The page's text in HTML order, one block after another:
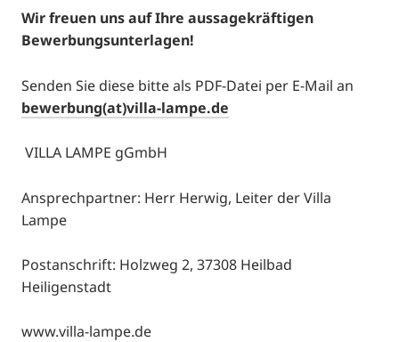
Wir freuen uns auf Ihre aussagekräftigen
Bewerbungsunterlagen!
Senden Sie diese bitte als PDF-Datei per E-Mail an
bewerbung(at)villa-lampe.de
VILLA LAMPE gGmbH
Ansprechpartner: Herr Herwig, Leiter der Villa
Lampe
Postanschrift: Holzweg 2, 37308 Heilbad
Heiligenstadt
www.villa-lampe.de